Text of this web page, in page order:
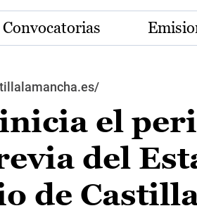
Convocatorias
el
del
de